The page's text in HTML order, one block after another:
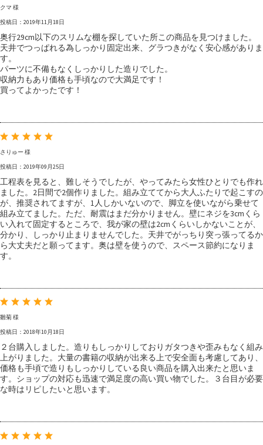
クマ 様
投稿日：2019年11月18日
奥行29cm以下のスリムな棚を探していた所この商品を見つけました。
天井でつっぱれる為しっかり固定出来、グラつきがなく安心感がありま
す。
パーツに不備もなくしっかりした造りでした。
収納力もあり価格も手頃なので大満足です！
買ってよかったです！
さりゅー 様
投稿日：2019年09月25日
工程表を見ると、難しそうでしたが、やってみたら女性ひとりでも作れ
ました。2日間で2個作りました。組み立ててから大人ふたりで起こすの
が、推奨されてますが、1人しかいないので、脚立を使いながら乗せて
組み立てました。ただ、耐震はまだ分かりません。壁にネジを3cmくら
い入れて固定するところで、我が家の壁は2cmくらいしかないことが、
分かり、しっかり止まりませんでした。天井でがっちり突っ張ってるか
ら大丈夫だと願ってます。奥は壁を使うので、スペース節約になりま
す。
雛菊 様
投稿日：2018年10月18日
２台購入しました。造りもしっかりしておりガタつきや歪みもなく組み
上がりました。大量の書籍の収納が出来る上で安全面も考慮してあり、
価格も手頃で造りもしっかりしている良い商品を購入出来たと思いま
す。ショップの対応も迅速で満足度の高い買い物でした。３台目が必要
な時はリピしたいと思います。